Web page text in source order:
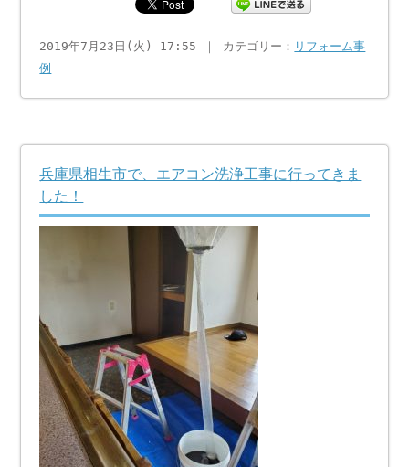
2019年7月23日(火) 17:55 ｜ カテゴリー： リフォーム事
例
兵庫県相生市で、エアコン洗浄工事に行ってきま
した！